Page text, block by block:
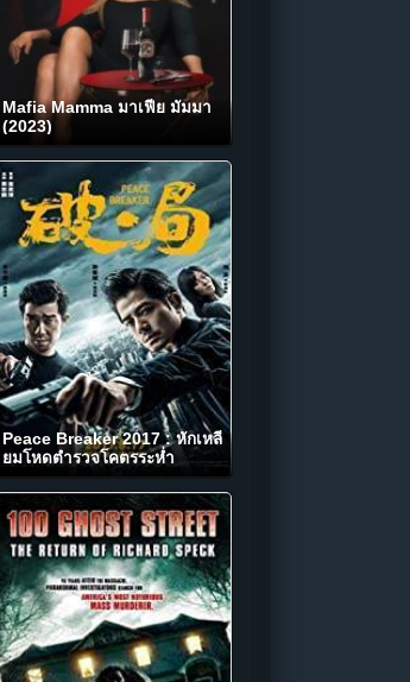
Mafia Mamma มาเฟีย มัมมา
(2023)
Peace Breaker 2017 : หักเหลี่
ยมโหดตำรวจโคตรระห่ำ